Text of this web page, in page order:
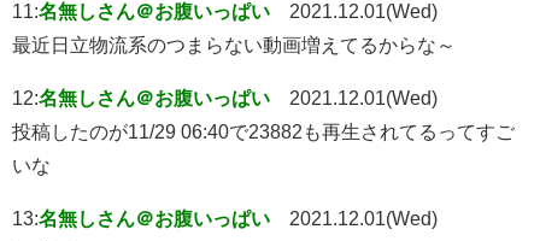
11:名無しさん＠お腹いっぱい
2021.12.01(Wed)
最近日立物流系のつまらない動画増えてるからな～
12:名無しさん＠お腹いっぱい
2021.12.01(Wed)
投稿したのが11/29 06:40で23882も再生されてるってすご
いな
13:名無しさん＠お腹いっぱい
2021.12.01(Wed)